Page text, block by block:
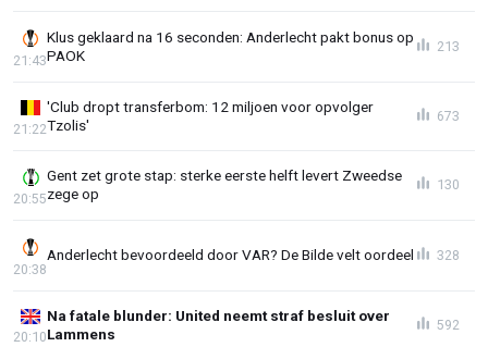
Klus geklaard na 16 seconden: Anderlecht pakt bonus op
PAOK
21:43
213
'Club dropt transferbom: 12 miljoen voor opvolger
Tzolis'
21:22
673
Gent zet grote stap: sterke eerste helft levert Zweedse
zege op
20:55
130
Anderlecht bevoordeeld door VAR? De Bilde velt oordeel
20:38
328
Na fatale blunder: United neemt straf besluit over
Lammens
20:10
592